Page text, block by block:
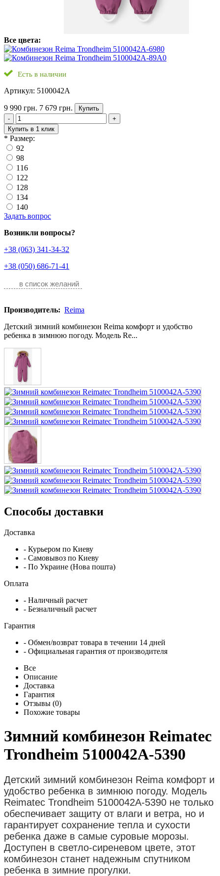
Все цвета:
Есть в наличии
Артикул: 5100042A
9 990 грн. 7 679 грн.
Купить
-
+
Купить в 1 клик
* Размер:
92
98
116
122
128
134
140
Задать вопрос
Возникли вопросы?
+38 (063) 341-34-32
+38 (050) 686-71-41
в список желаний
Производитель: Reima
Детский зимний комбинезон Reima комфорт и удобство
ребенка в зимнюю погоду. Модель Re...
Способы доставки
Доставка
- Курьером по Киеву
- Самовывоз по Киеву
- По Украине (Нова пошта)
Оплата
- Наличный расчет
- Безналичный расчет
Гарантия
- Обмен/возврат товара в течении 14 дней
- Официальная гарантия от производителя
Все
Описание
Доставка
Гарантия
Отзывы (0)
Похожие товары
Зимний комбинезон Reimatec
Trondheim 5100042A-5390
Детский зимний комбинезон Reima комфорт и
удобство ребенка в зимнюю погоду. Модель
Reimatec Trondheim 5100042A-5390 не только
обеспечивает защиту от влаги и ветра, но и
гарантирует сохранение тепла и сухости
ребенка даже в самые суровые морозы.
Доступен в светло-сиреневом цвете, этот
комбинезон станет надежным спутником
ребенка в зимние прогулки.